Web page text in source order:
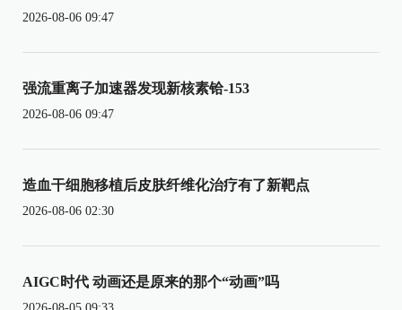
2026-08-06 09:47
强流重离子加速器发现新核素铪-153
2026-08-06 09:47
造血干细胞移植后皮肤纤维化治疗有了新靶点
2026-08-06 02:30
AIGC时代 动画还是原来的那个“动画”吗